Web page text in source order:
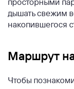
дышать свежим
накопившегося
Маршрут
Чтобы